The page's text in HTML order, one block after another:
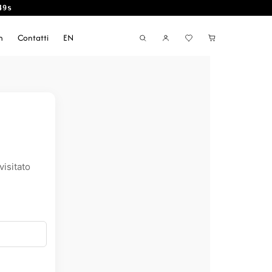
Contatti EN